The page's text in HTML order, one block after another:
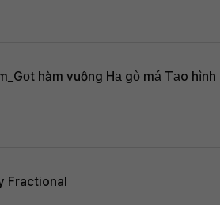
hàm vuông Hạ gò má Tạo
Fractional